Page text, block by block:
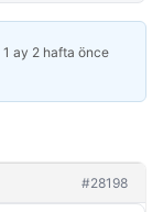
1 ay 2 hafta önce
#28198